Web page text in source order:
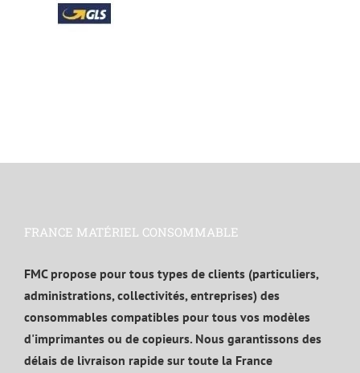
FRANCE MATÉRIEL CONSOMMABLE
FMC propose pour tous types de clients (particuliers,
administrations, collectivités, entreprises) des
consommables compatibles pour tous vos modèles
d'imprimantes ou de copieurs. Nous garantissons des
délais de livraison rapide sur toute la France